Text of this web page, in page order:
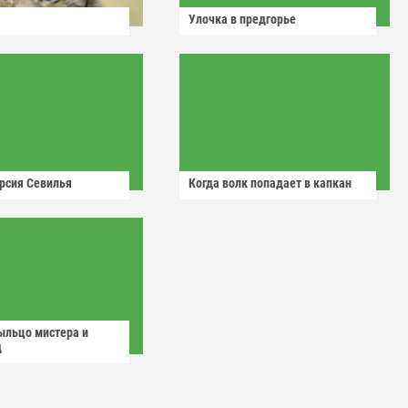
Улочка в предгорье
Севилья Когда волк попадает в капкан
мистера и